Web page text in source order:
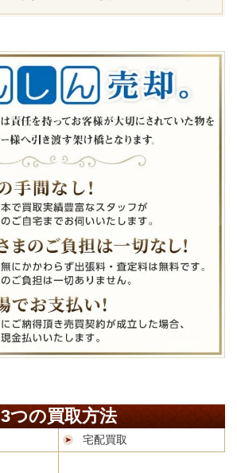
3つの買取方法
宅配買取